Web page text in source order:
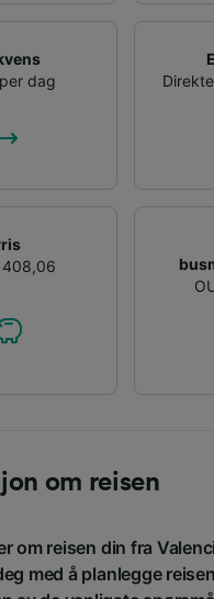
dag
408,06
om reisen
om reisen din fra
med å planlegge